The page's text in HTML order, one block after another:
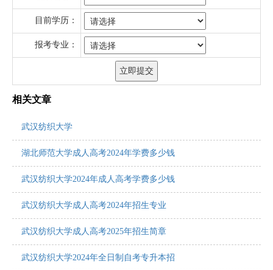
目前学历：
报考专业：
相关文章
武汉纺织大学
湖北师范大学成人高考2024年学费多少钱
武汉纺织大学2024年成人高考学费多少钱
武汉纺织大学成人高考2024年招生专业
武汉纺织大学成人高考2025年招生简章
武汉纺织大学2024年全日制自考专升本招